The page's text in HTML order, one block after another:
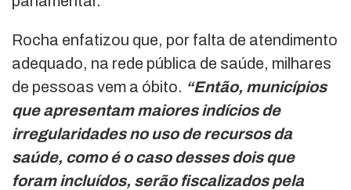
Rocha enfatizou que, por falta de atendimento
adequado, na rede pública de saúde, milhares
de pessoas vem a óbito. “Então, municípios
que apresentam maiores indícios de
irregularidades no uso de recursos da
saúde, como é o caso desses dois que
foram incluídos, serão fiscalizados pela